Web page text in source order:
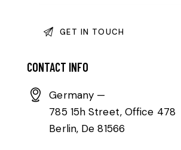
CONTACT INFO
Germany —
785 15h Street, Office 478
Berlin, De 81566